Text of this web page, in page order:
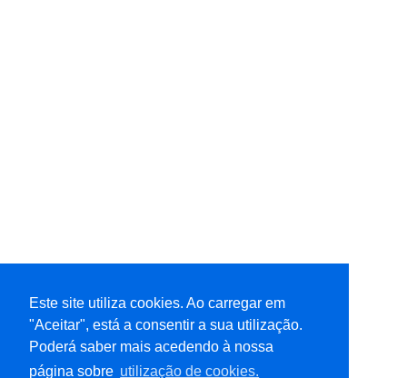
Este site utiliza cookies. Ao carregar em
"Aceitar", está a consentir a sua utilização.
Poderá saber mais acedendo à nossa
página sobre utilização de cookies.